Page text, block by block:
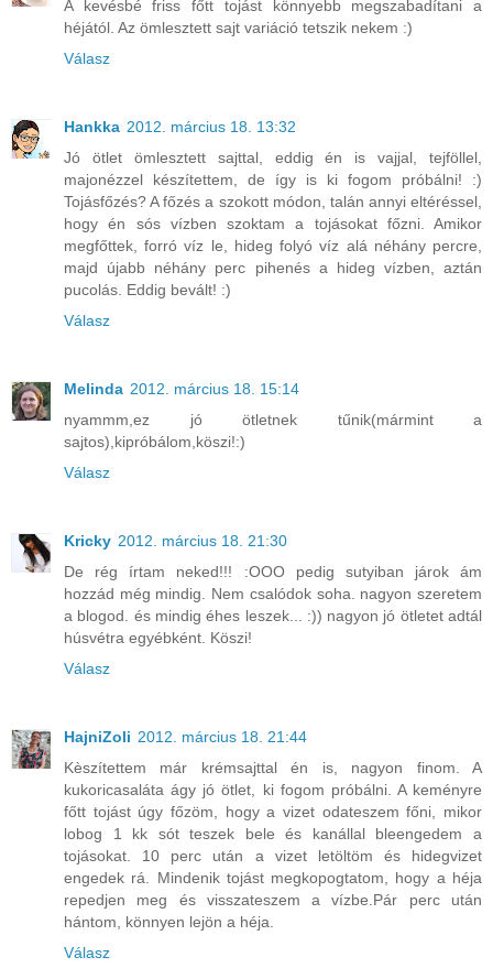
A kevésbé friss főtt tojást könnyebb megszabadítani a
héjától. Az ömlesztett sajt variáció tetszik nekem :)
Válasz
Hankka 2012. március 18. 13:32
Jó ötlet ömlesztett sajttal, eddig én is vajjal, tejföllel,
majonézzel készítettem, de így is ki fogom próbálni! :)
Tojásfőzés? A főzés a szokott módon, talán annyi eltéréssel,
hogy én sós vízben szoktam a tojásokat főzni. Amikor
megfőttek, forró víz le, hideg folyó víz alá néhány percre,
majd újabb néhány perc pihenés a hideg vízben, aztán
pucolás. Eddig bevált! :)
Válasz
Melinda 2012. március 18. 15:14
nyammm,ez jó ötletnek tűnik(mármint a
sajtos),kipróbálom,köszi!:)
Válasz
Kricky 2012. március 18. 21:30
De rég írtam neked!!! :OOO pedig sutyiban járok ám
hozzád még mindig. Nem csalódok soha. nagyon szeretem
a blogod. és mindig éhes leszek... :)) nagyon jó ötletet adtál
húsvétra egyébként. Köszi!
Válasz
HajniZoli 2012. március 18. 21:44
Kèszítettem már krémsajttal én is, nagyon finom. A
kukoricasaláta ágy jó ötlet, ki fogom próbálni. A keményre
főtt tojást úgy főzöm, hogy a vizet odateszem főni, mikor
lobog 1 kk sót teszek bele és kanállal bleengedem a
tojásokat. 10 perc után a vizet letöltöm és hidegvizet
engedek rá. Mindenik tojást megkopogtatom, hogy a héja
repedjen meg és visszateszem a vízbe.Pár perc után
hántom, könnyen lejön a héja.
Válasz